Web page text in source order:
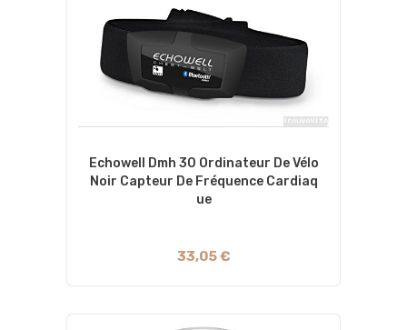
Echowell Dmh 30 Ordinateur De Vélo
Noir Capteur De Fréquence Cardiaq
Ue
33,05 €